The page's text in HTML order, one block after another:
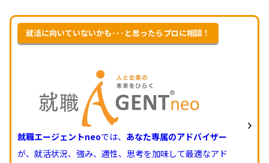
就活に向いていないかも･･･と思ったらプロに相談！
就職エージェントneoでは、 あなた専属のアドバイザー
が、就活状況、強み、適性、思考を加味して最適なアド